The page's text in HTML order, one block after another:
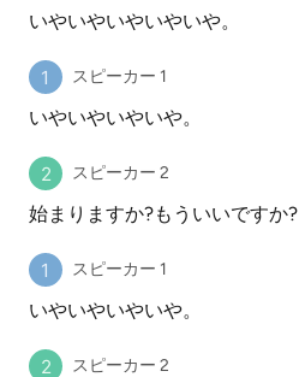
いやいやいやいやいや。
スピーカー 1
いやいやいやいや。
スピーカー 2
始まりますか?もういいですか?
スピーカー 1
いやいやいやいや。
スピーカー 2